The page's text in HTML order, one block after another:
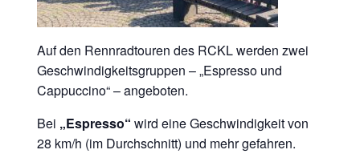
Auf den Rennradtouren des RCKL werden zwei
Geschwindigkeitsgruppen – „Espresso und
Cappuccino“ – angeboten.
Bei „Espresso“ wird eine Geschwindigkeit von
28 km/h (im Durchschnitt) und mehr gefahren.